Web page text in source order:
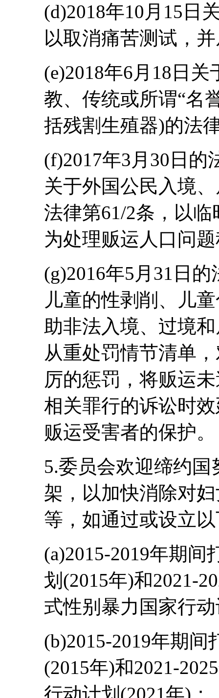
(d)2018年10月15日
以取消痛苦测试，
(e)2018年6月18日
教、传统或所谓“名
括残割生殖器)的法
(f)2017年3月30日的
关于外国公民入境
法律第61/2条，以
为处理贩运人口问
(g)2016年5月31日
儿童的性剥削、儿
助非法入境、过境
从重处罚情节清单
厉的惩罚，将贩运
相关罪行的诉讼时
贩运受害者的保护。
5.委员会欢迎缔约
架，以加快消除对
等，如通过或设立
(a)2015-2019年期
划(2015年)和2021-
式性别暴力国家行
(b)2015-2019年期
(2015年)和2021-
行动计划(2021年)；